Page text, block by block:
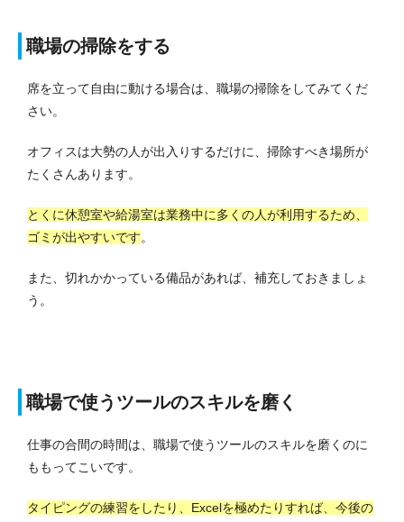
職場の掃除をする
席を立って自由に動ける場合は、職場の掃除をしてみてくだ
さい。
オフィスは大勢の人が出入りするだけに、掃除すべき場所が
たくさんあります。
とくに休憩室や給湯室は業務中に多くの人が利用するため、
ゴミが出やすいです。
また、切れかかっている備品があれば、補充しておきましょ
う。
職場で使うツールのスキルを磨く
仕事の合間の時間は、職場で使うツールのスキルを磨くのに
ももってこいです。
タイピングの練習をしたり、Excelを極めたりすれば、今後の